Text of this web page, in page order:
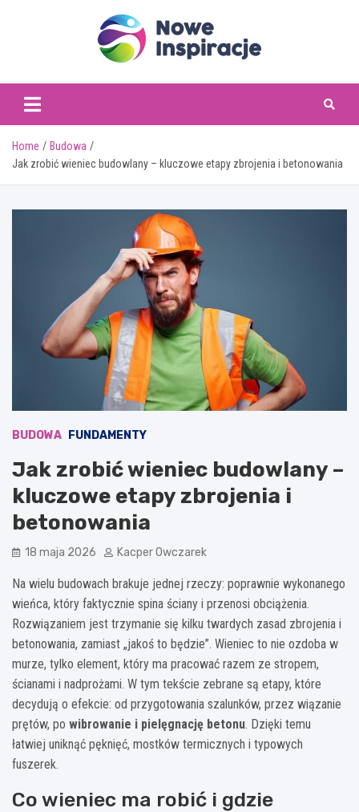
Home
Budowa
Jak zrobić wieniec budowlany – kluczowe etapy zbrojenia i betonowania
BUDOWA FUNDAMENTY
Jak zrobić wieniec budowlany –
kluczowe etapy zbrojenia i
betonowania
18 maja 2026 Kacper Owczarek
Na wielu budowach brakuje jednej rzeczy: poprawnie wykonanego
wieńca, który faktycznie spina ściany i przenosi obciążenia.
Rozwiązaniem jest trzymanie się kilku twardych zasad zbrojenia i
betonowania, zamiast „jakoś to będzie”. Wieniec to nie ozdoba w
murze, tylko element, który ma pracować razem ze stropem,
ścianami i nadprożami. W tym tekście zebrane są etapy, które
decydują o efekcie: od przygotowania szalunków, przez wiązanie
prętów, po wibrowanie i pielęgnację betonu. Dzięki temu
łatwiej uniknąć pęknięć, mostków termicznych i typowych
fuszerek.
Co wieniec ma robić i gdzie